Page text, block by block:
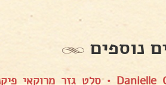
נוספים
•סלט גזר מרוקאי